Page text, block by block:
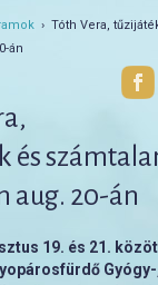
› Tóth Vera,
án
és
aug. 20-án
19. és 21.